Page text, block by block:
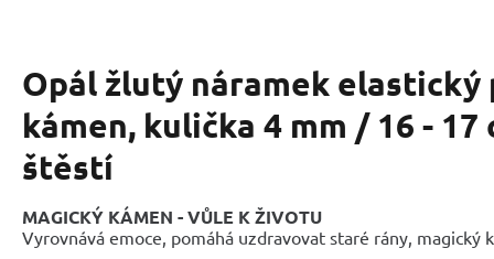
Opál žlutý náramek
kámen, kulička 4 mm / 16 - 17
štěstí
MAGICKÝ KÁMEN - VŮLE K ŽIVOTU
Vyrovnává emoce, pomáhá uzdravovat staré rány, magický